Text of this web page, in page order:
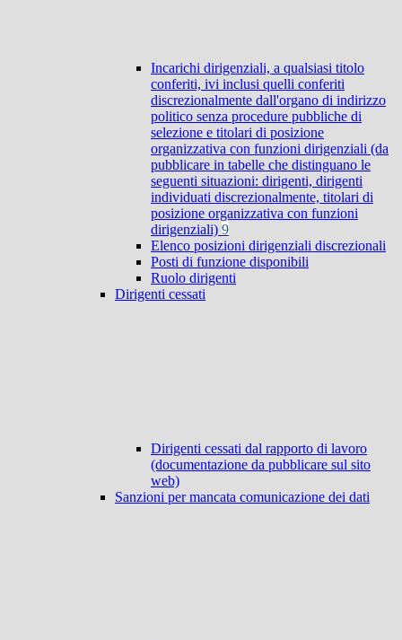
Incarichi dirigenziali, a qualsiasi titolo
conferiti, ivi inclusi quelli conferiti
discrezionalmente dall'organo di indirizzo
politico senza procedure pubbliche di
selezione e titolari di posizione
organizzativa con funzioni dirigenziali (da
pubblicare in tabelle che distinguano le
seguenti situazioni: dirigenti, dirigenti
individuati discrezionalmente, titolari di
posizione organizzativa con funzioni
dirigenziali) 9
Elenco posizioni dirigenziali discrezionali
Posti di funzione disponibili
Ruolo dirigenti
Dirigenti cessati
Dirigenti cessati dal rapporto di lavoro
(documentazione da pubblicare sul sito
web)
Sanzioni per mancata comunicazione dei dati